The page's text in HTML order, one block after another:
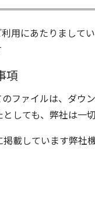
用にあたりまして
項
ファイルは、ダウ
しても、弊社は一
載しています弊社